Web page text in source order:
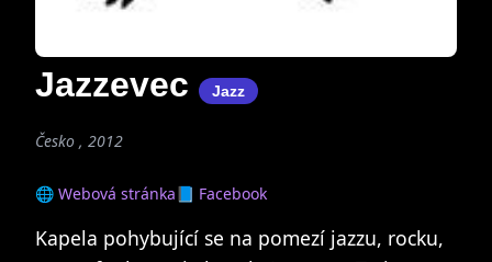
Jazzevec Jazz
Česko , 2012
🌐 Webová stránka📘 Facebook
Kapela pohybující se na pomezí jazzu, rocku,